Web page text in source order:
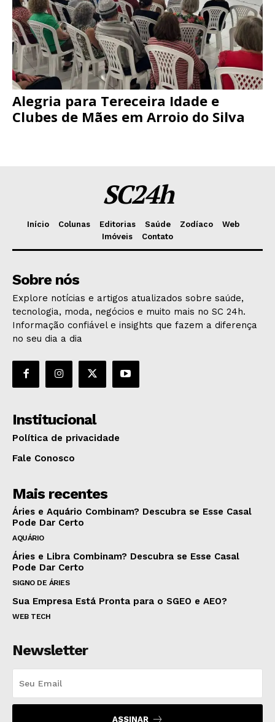
Alegria para Tereceira Idade e
Clubes de Mães em Arroio do Silva
SC24h
Início Colunas Editorias Saúde Zodíaco
Web
Imóveis
Contato
Sobre nós
Explore notícias e artigos atualizados sobre saúde,
tecnologia, moda, negócios e muito mais no SC 24h.
Informação confiável e insights que fazem a diferença
no seu dia a dia
Institucional
Política de privacidade
Fale Conosco
Mais recentes
Áries e Aquário Combinam? Descubra se Esse Casal
Pode Dar Certo
AQUÁRIO
Áries e Libra Combinam? Descubra se Esse Casal
Pode Dar Certo
SIGNO DE ÁRIES
Sua Empresa Está Pronta para o SGEO e AEO?
WEB TECH
Newsletter
ASSINAR